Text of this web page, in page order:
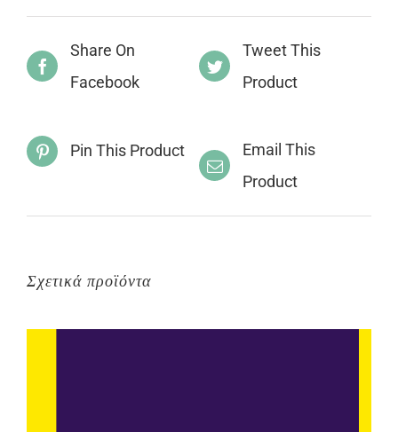
Share On
Facebook
Tweet This
Product
Pin This Product
Email This
Product
Σχετικά προϊόντα